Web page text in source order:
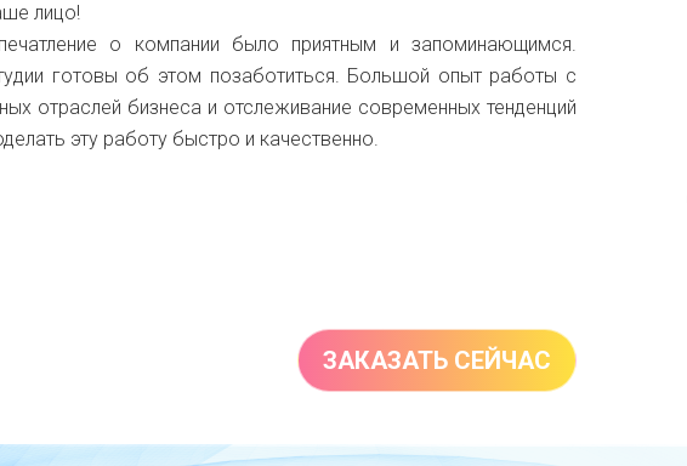
лицо!
о компании было приятным и запоминающимся.
готовы об этом позаботиться. Большой опыт работы с
отраслей бизнеса и отслеживание современных тенденций
эту работу быстро и качественно.
ЗАКАЗАТЬ СЕЙЧАС